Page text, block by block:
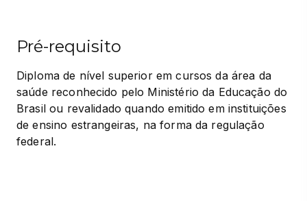
Pré-requisito
Diploma de nível superior em cursos da área da
saúde reconhecido pelo Ministério da Educação do
Brasil ou revalidado quando emitido em instituições
de ensino estrangeiras, na forma da regulação
federal.